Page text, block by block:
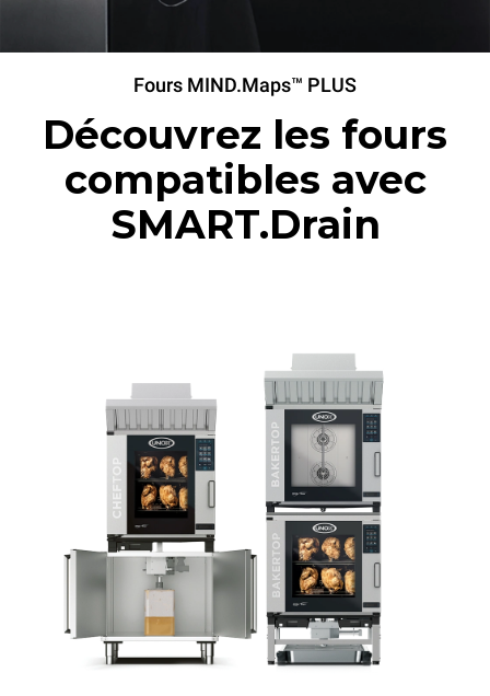
Fours MIND.Maps™ PLUS
Découvrez les fours
compatibles avec
SMART.Drain